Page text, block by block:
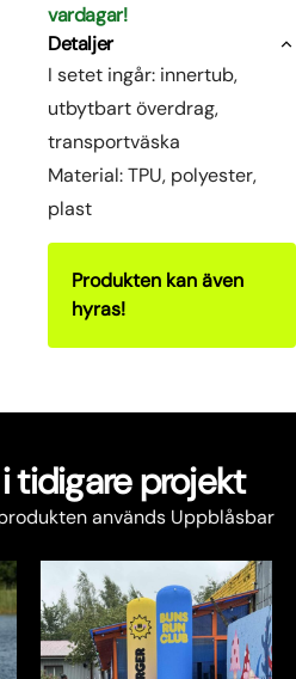
vardagar!
Detaljer
I setet ingår: innertub,
utbytbart överdrag,
transportväska
Material: TPU, polyester,
plast
Produkten kan även
hyras!
tidigare projekt
används Uppblåsbar